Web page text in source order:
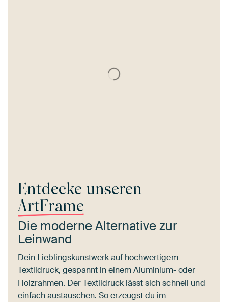
Entdecke unseren
ArtFrame
Die moderne Alternative zur
Leinwand
Dein Lieblingskunstwerk auf hochwertigem
Textildruck, gespannt in einem Aluminium- oder
Holzrahmen. Der Textildruck lässt sich schnell und
einfach austauschen. So erzeugst du im